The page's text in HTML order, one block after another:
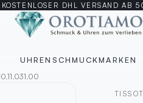
KOSTENLOSER DHL VERSAND AB
UHREN SCHMUCKMARKEN
TISSOT